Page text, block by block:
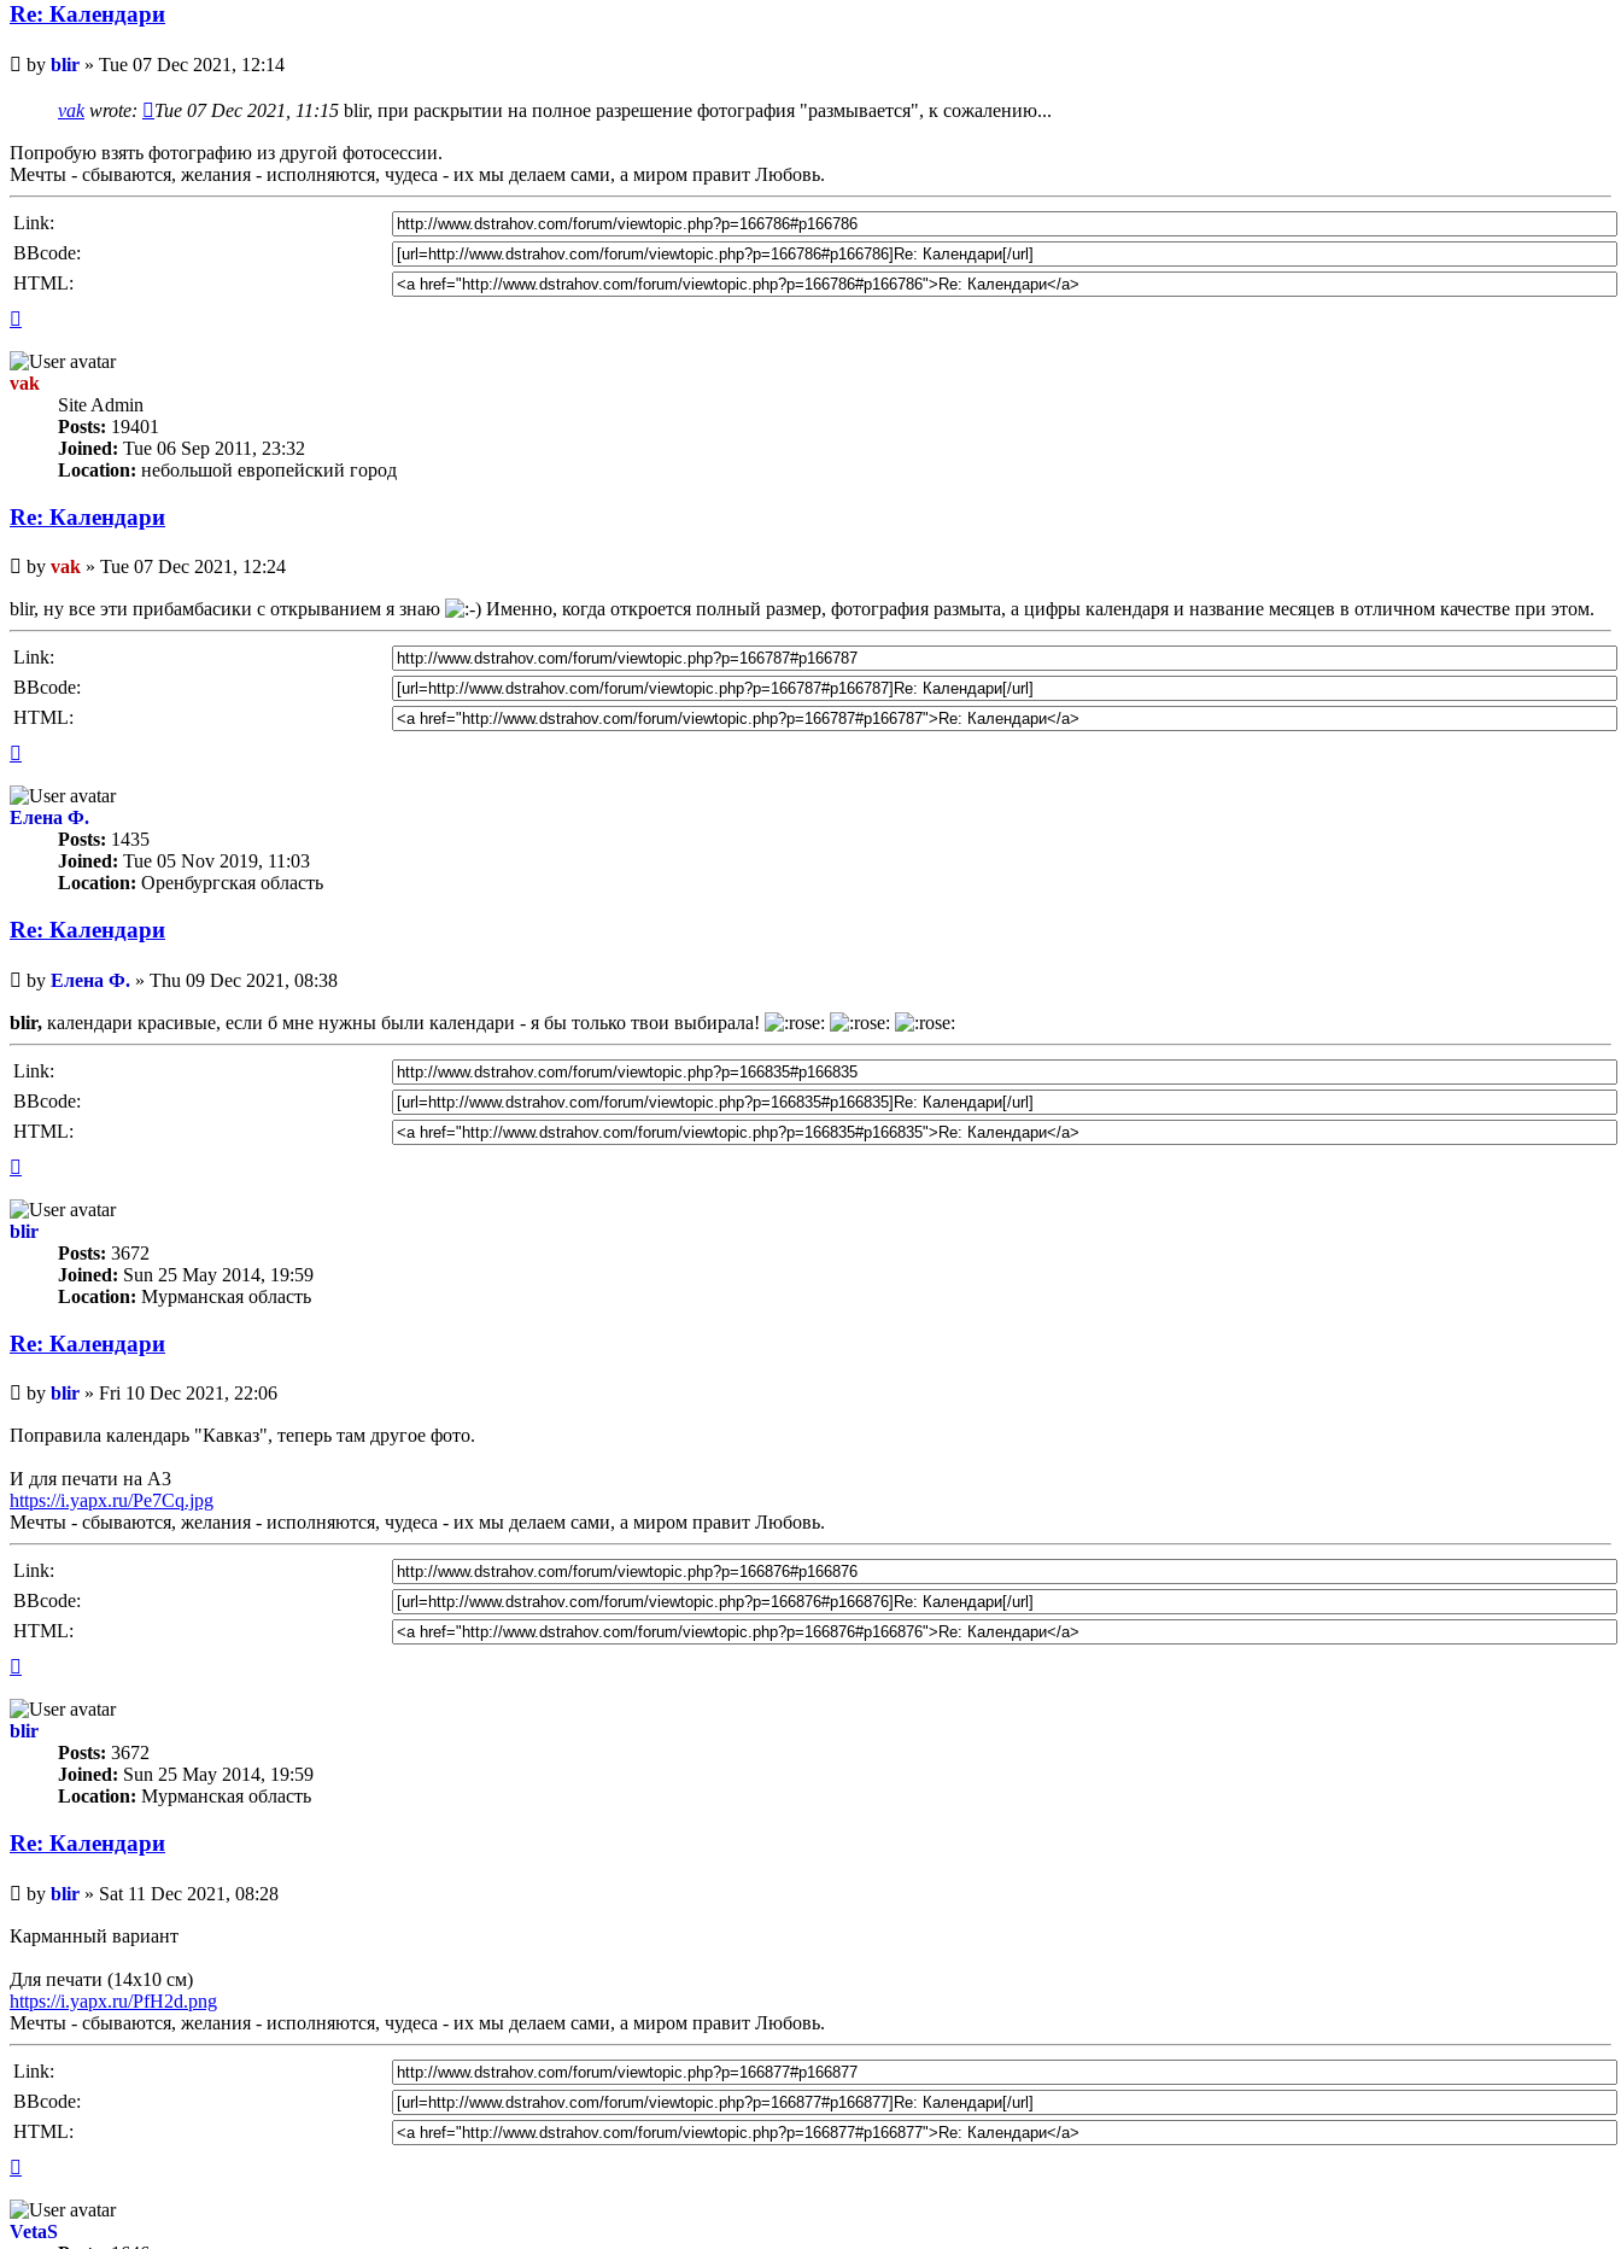
Re: Календари
Unread
post
by blir » Tue 07 Dec 2021, 12:14
vakwrote: Tue 07 Dec 2021, 11:15 blir, при раскрытии на полное разрешение фотография "размывается", к сожалению...
Попробую взять фотографию из другой фотосессии.
Мечты - сбываются, желания - исполняются, чудеса - их мы делаем сами, а миром правит Любовь.
Link:
BBcode:
HTML:
vak
Site Admin
Posts: 19401
Joined: Tue 06 Sep 2011, 23:32
Location: небольшой европейский город
Re: Календари
Unread
post
by vak » Tue 07 Dec 2021, 12:24
blir, ну все эти прибамбасики с открыванием я знаю Именно, когда откроется полный размер, фотография размыта, а цифры календаря и название месяцев в отличном качестве при этом.
Link:
BBcode:
HTML:
Елена Ф.
Posts: 1435
Joined: Tue 05 Nov 2019, 11:03
Location: Оренбургская область
Re: Календари
Unread
post
by Елена Ф. » Thu 09 Dec 2021, 08:38
blir, календари красивые, если б мне нужны были календари - я бы только твои выбирала!
Link:
BBcode:
HTML:
blir
Posts: 3672
Joined: Sun 25 May 2014, 19:59
Location: Мурманская область
Re: Календари
Unread
post
by blir » Fri 10 Dec 2021, 22:06
Поправила календарь "Кавказ", теперь там другое фото.
И для печати на А3
https://i.yapx.ru/Pe7Cq.jpg
Мечты - сбываются, желания - исполняются, чудеса - их мы делаем сами, а миром правит Любовь.
Link:
BBcode:
HTML:
blir
Posts: 3672
Joined: Sun 25 May 2014, 19:59
Location: Мурманская область
Re: Календари
Unread
post
by blir » Sat 11 Dec 2021, 08:28
Карманный вариант
Для печати (14х10 см)
https://i.yapx.ru/PfH2d.png
Мечты - сбываются, желания - исполняются, чудеса - их мы делаем сами, а миром правит Любовь.
Link:
BBcode:
HTML:
VetaS